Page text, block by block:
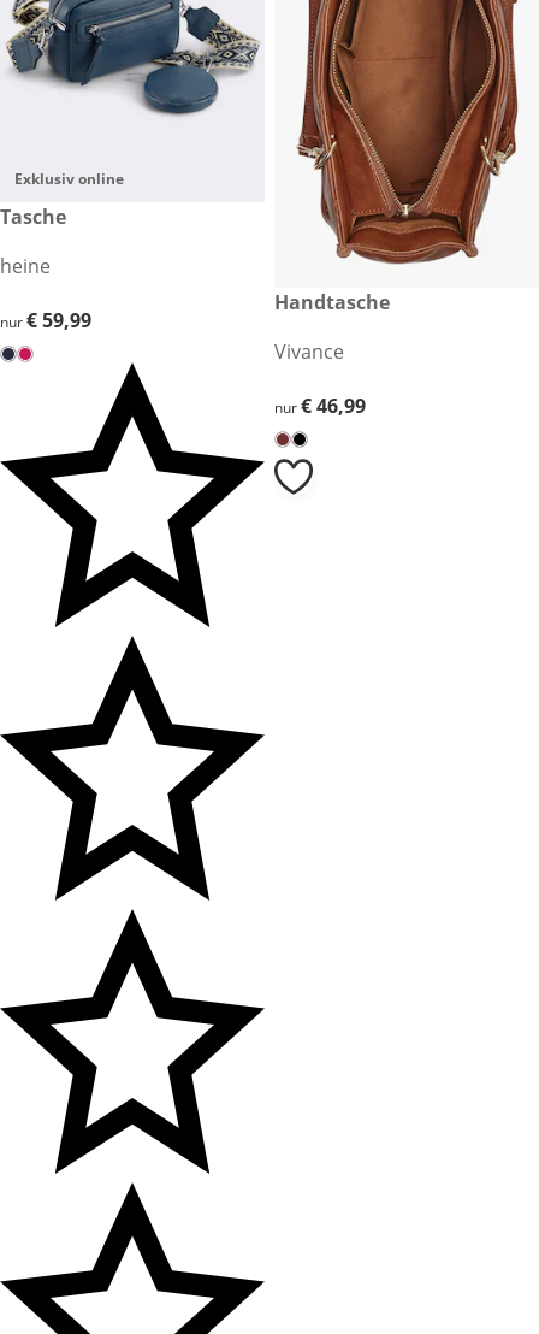
Exklusiv online
€ 59,99
Tasche
heine
€ 59,99
nur€ 59,99
€ 46,99
Handtasche
Vivance
€ 46,99
nur€ 46,99